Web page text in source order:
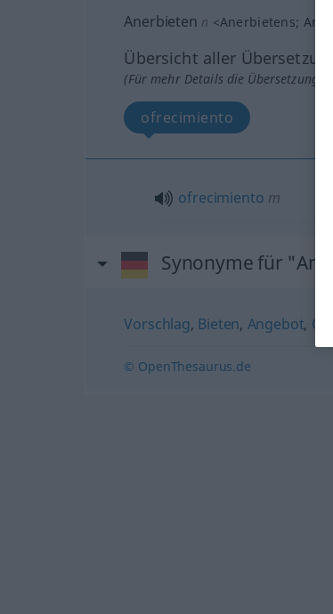
Anerbieten n <Anerbietens;
Übersicht aller
(Für mehr Details die Übersetzung
ofrecimiento
ofrecimiento m
Synonyme für
Vorschlag, Bieten, Angebot,
© OpenThesaurus.de